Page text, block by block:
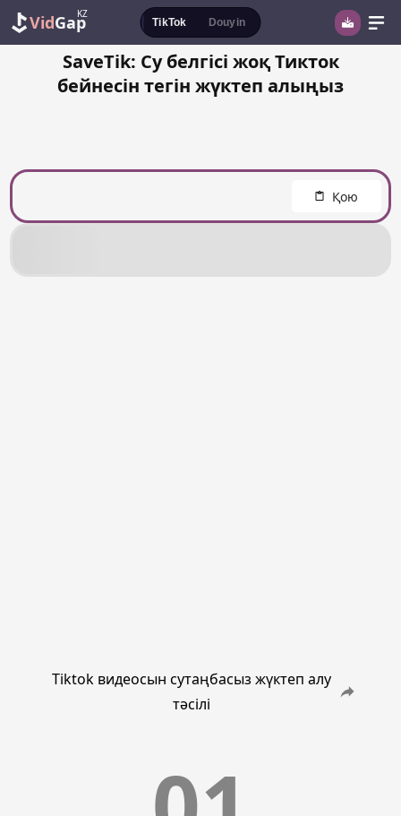
TikTok Douyin
VidGap
KZ
SaveTik: Су белгісі жоқ Тикток
бейнесін тегін жүктеп алыңыз
Қою
Tiktok видеосын сутаңбасыз жүктеп алу
тәсілі